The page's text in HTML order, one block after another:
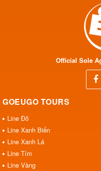
Official Sole
GOEUGO TOURS
Line Đỏ
Line Xanh Biển
Line Xanh Lá
Line Tím
Line Vàng